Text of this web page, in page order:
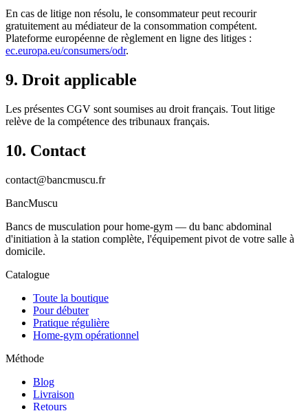
En cas de litige non résolu, le consommateur peut recourir
gratuitement au médiateur de la consommation compétent.
Plateforme européenne de règlement en ligne des litiges :
ec.europa.eu/consumers/odr.
9. Droit applicable
Les présentes CGV sont soumises au droit français. Tout litige
relève de la compétence des tribunaux français.
10. Contact
contact@bancmuscu.fr
BancMuscu
Bancs de musculation pour home-gym — du banc abdominal
d'initiation à la station complète, l'équipement pivot de votre salle à
domicile.
Catalogue
Toute la boutique
Pour débuter
Pratique régulière
Home-gym opérationnel
Méthode
Blog
Livraison
Retours